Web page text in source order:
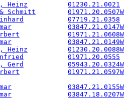
Heinz 01230.21.0021
& Schmitt 01971.20.0507W
07719.21.0358
03847.21.0147W
01971.21.0608W
03847.21.0149W
Heinz 01230.20.0088W
01971.20.0555
Gerd 05943.20.0324W
01971.21.0597W
03847.21.0155W
03847.18.0207W